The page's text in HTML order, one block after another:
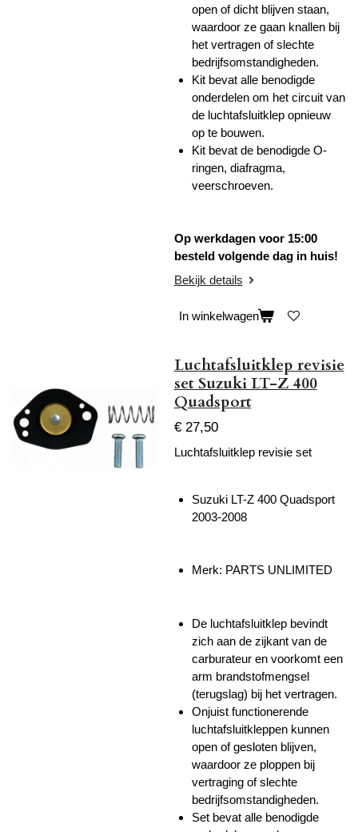
open of dicht blijven staan,
waardoor ze gaan knallen bij
het vertragen of slechte
bedrijfsomstandigheden.
Kit bevat alle benodigde
onderdelen om het circuit van
de luchtafsluitklep opnieuw
op te bouwen.
Kit bevat de benodigde O-
ringen, diafragma,
veerschroeven.
Op werkdagen voor 15:00
besteld volgende dag in huis!
Bekijk details
In winkelwagen
Luchtafsluitklep revisie
set Suzuki LT-Z 400
Quadsport
€ 27,50
Luchtafsluitklep revisie set
Suzuki LT-Z 400 Quadsport
2003-2008
Merk: PARTS UNLIMITED
De luchtafsluitklep bevindt
zich aan de zijkant van de
carburateur en voorkomt een
arm brandstofmengsel
(terugslag) bij het vertragen.
Onjuist functionerende
luchtafsluitkleppen kunnen
open of gesloten blijven,
waardoor ze ploppen bij
vertraging of slechte
bedrijfsomstandigheden.
Set bevat alle benodigde